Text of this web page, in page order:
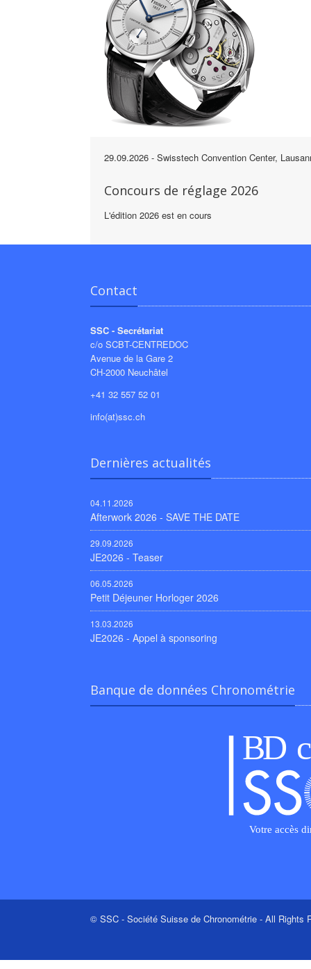
29.09.2026 - Swisstech Convention Center,
Concours de réglage 2026
L'édition 2026 est en cours
Contact
SSC - Secrétariat
c/o SCBT-CENTREDOC
Avenue de la Gare 2
CH-2000 Neuchâtel
+41 32 557 52 01
info(at)ssc.ch
Dernières actualités
04.11.2026
Afterwork 2026 - SAVE THE DATE
29.09.2026
JE2026 - Teaser
06.05.2026
Petit Déjeuner Horloger 2026
13.03.2026
JE2026 - Appel à sponsoring
Banque de données Chronométrie
© SSC - Société Suisse de Chronométrie - All Rights